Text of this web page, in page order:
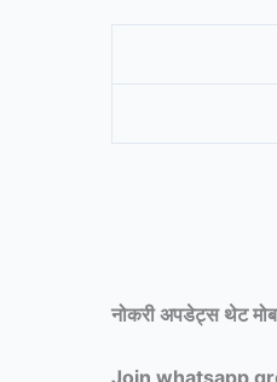
नोकरी अपडेट्स थेट
Join whatsapp